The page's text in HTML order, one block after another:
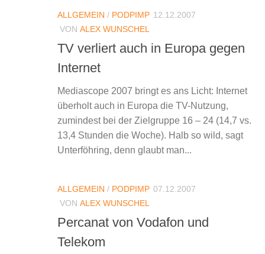
ALLGEMEIN / PODPIMP 12.12.2007
VON ALEX WUNSCHEL
TV verliert auch in Europa gegen
Internet
Mediascope 2007 bringt es ans Licht: Internet
überholt auch in Europa die TV-Nutzung,
zumindest bei der Zielgruppe 16 – 24 (14,7 vs.
13,4 Stunden die Woche). Halb so wild, sagt
Unterföhring, denn glaubt man...
ALLGEMEIN / PODPIMP 07.12.2007
VON ALEX WUNSCHEL
Percanat von Vodafon und
Telekom